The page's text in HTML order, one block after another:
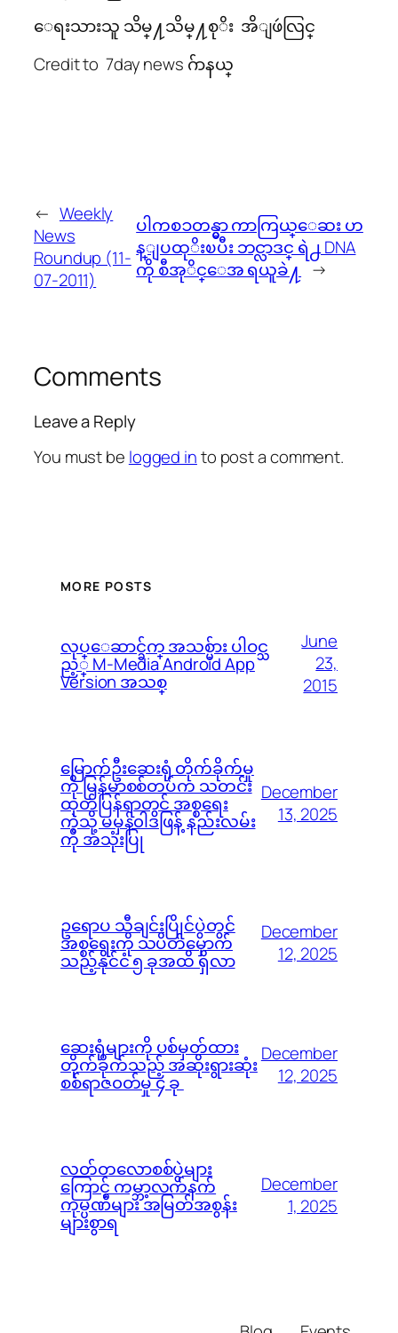
ေရးသားသူ သိမ္႔သိမ္႔စုိး အိျဖဴလြင္
Credit to 7day news ဂ်ာနယ္
← Weekly
News
Roundup (11-
07-2011)
ပါကစၥတန္မွာ ကာကြယ္ေဆး ဟ
န္ျပထုိးၿပီး ဘင္လာဒင္ ရဲ႕ DNA
ကို စီအုိင္ေအ ရယူခဲ႔
→
Comments
Leave a Reply
You must be logged into post a comment.
MORE POSTS
လုပ္ေဆာင္ခ်က္ အသစ္မ်ား ပါဝင္သ
ည့္ M-Media Android App
Version အသစ္
June
23,
2015
မြောက်ဦးဆေးရုံ တိုက်ခိုက်မှု
ကို မြန်မာစစ်တပ်က သတင်း
ထုတ်ပြန်ရာတွင် အစ္စရေး
ကဲ့သို့ မမှန်၀ါဒဖြန့် နည်းလမ်း
ကို အသုံးပြု
December
13, 2025
ဥရောပ သီချင်းပြိုင်ပွဲတွင်
အစ္စရေးကို သပိတ်မှောက်
သည့်နိုင်ငံ ၅ ခုအထိ ရှိလာ
December
12, 2025
ဆေးရုံများကို ပစ်မှတ်ထား
တိုက်ခိုက်သည့် အဆိုးရွားဆုံး
စစ်ရာဇ၀တ်မှု ၄ ခု
December
12, 2025
လတ်တလောစစ်ပွဲများ
ကြောင့် ကမ္ဘာ့လက်နက်
ကုမ္ပဏီများ အမြတ်အစွန်း
များစွာရ
December
1, 2025